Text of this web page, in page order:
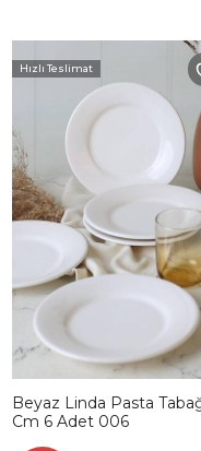
Hızlı Teslimat
Beyaz Linda Pasta
Cm 6 Adet 006